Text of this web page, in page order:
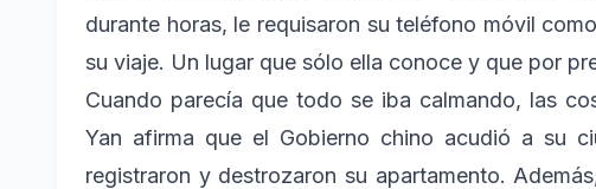
durante horas, le requisaron su teléfono móvil
su viaje. Un lugar que sólo ella conoce y que por
Cuando parecía que todo se iba calmando, las
Yan afirma que el Gobierno chino acudió a su
registraron y destrozaron su apartamento.